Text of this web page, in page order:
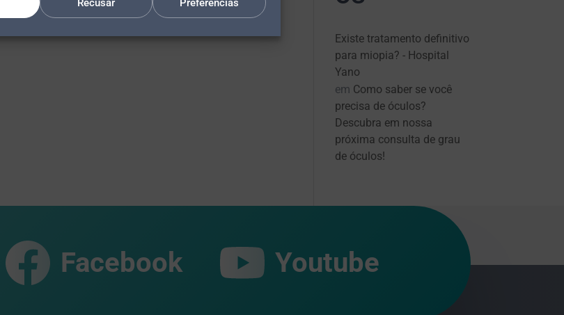
Existe tratamento definitivo
para miopia? - Hospital
Yano
em Como saber se você
precisa de óculos?
Descubra em nossa
próxima consulta de grau
de óculos!
Facebook Youtube